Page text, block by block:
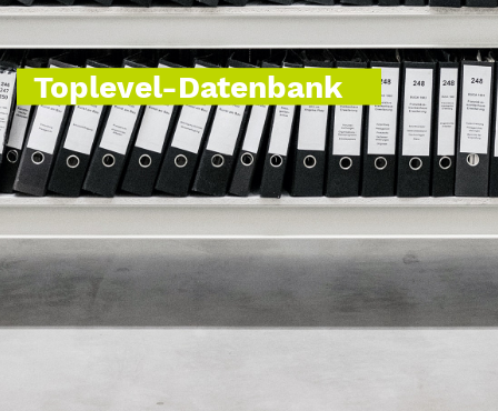
Toplevel-Datenbank